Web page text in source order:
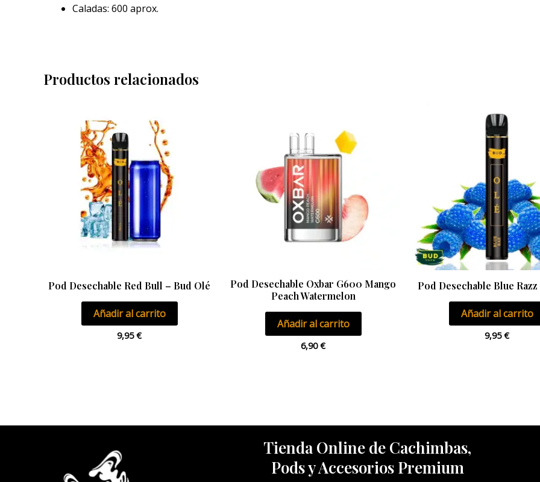
Caladas: 600 aprox.
Productos relacionados
Pod Desechable Red Bull – Bud Olé
Añadir al carrito
9,95€
Pod Desechable Oxbar G600 Mango
Peach Watermelon
Añadir al carrito
6,90€
Pod Desechable Blue
Añadir al carrito
9,95€
Tienda Online de Cachimbas,
Pods y Accesorios Premium